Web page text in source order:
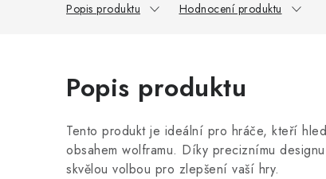
Popis produktu Hodnocení produktu
Popis produktu
Tento produkt je ideální pro hráče, kteří
obsahem wolframu. Díky preciznímu
skvělou volbou pro zlepšení vaší hry.